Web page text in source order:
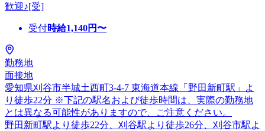
歓迎♪[受]
受付時給1,140円〜
勤務地
面接地
愛知県刈谷市半城土西町3-4-7 東海道本線「野田新町駅」よ
り徒歩22分 ※下記の駅名および徒歩時間は、実際の勤務地
とは異なる可能性がありますので、ご注意ください。
野田新町駅より徒歩22分、刈谷駅より徒歩26分、刈谷市駅よ